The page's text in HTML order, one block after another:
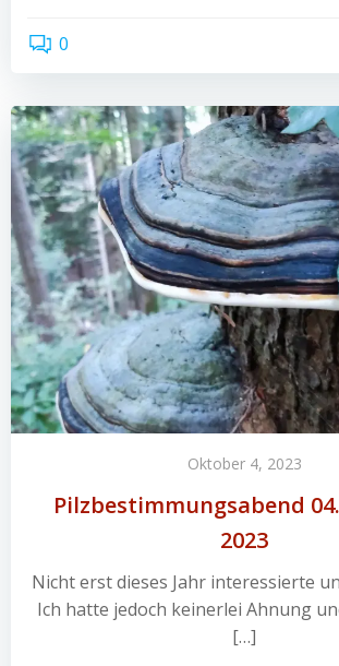
0
Oktober 4, 2023
Pilzbestimmungsabend
2023
Nicht erst dieses Jahr interessierte
Ich hatte jedoch keinerlei Ahnung
[…]